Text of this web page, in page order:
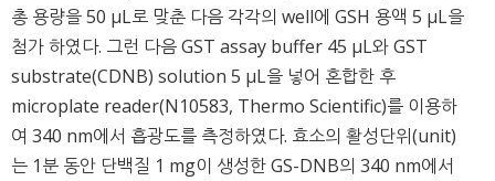
총 용량을 50 μL로 맞춘 다음 각각의 well에 GSH 용액 5 μL을
첨가 하였다. 그런 다음 GST assay buffer 45 μL와 GST
substrate(CDNB) solution 5 μL을 넣어 혼합한 후
microplate reader(N10583, Thermo Scientific)를 이용하
여 340 nm에서 흡광도를 측정하였다. 효소의 활성단위(unit)
는 1분 동안 단백질 1 mg이 생성한 GS-DNB의 340 nm에서